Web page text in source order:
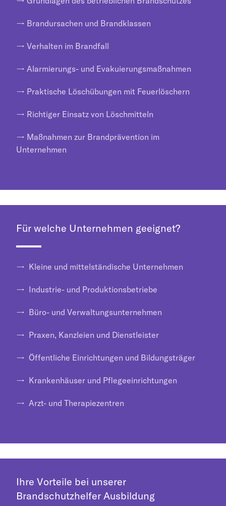
→ Brandursachen und Brandklassen
→ Verhalten im Brandfall
→ Alarmierungs- und Evakuierungsmaßnahmen
→ Praktische Löschübungen mit Feuerlöschern
→ Richtiger Einsatz von Löschmitteln
→ Maßnahmen zur Brandprävention im
Unternehmen
Für welche Unternehmen geeignet?
→ Kleine und mittelständische Unternehmen
→ Industrie- und Produktionsbetriebe
→ Büro- und Verwaltungsunternehmen
→ Praxen, Kanzleien und Dienstleister
→ Öffentliche Einrichtungen und Bildungsträger
→ Krankenhäuser und Pflegeeinrichtungen
→ Arzt- und Therapiezentren
Ihre Vorteile bei unserer
Brandschutzhelfer Ausbildung